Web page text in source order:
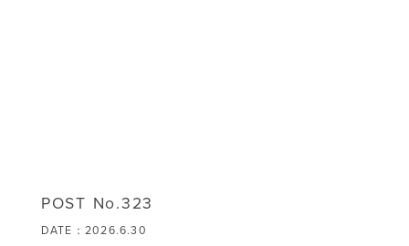
POST No.323
DATE：2026.6.30